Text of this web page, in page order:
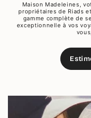
Maison Madeleines,
propriétaires de Riads
gamme complète de
exceptionnelle à vos